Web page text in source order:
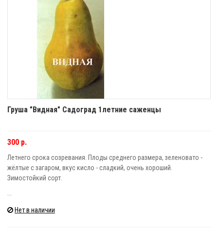
Груша "Видная" Садоград 1летние саженцы
300 р.
Летнего срока созревания. Плоды среднего размера, зеленовато -
жёлтые с загаром, вкус кисло - сладкий, очень хороший.
Зимостойкий сорт.
Нет в наличии